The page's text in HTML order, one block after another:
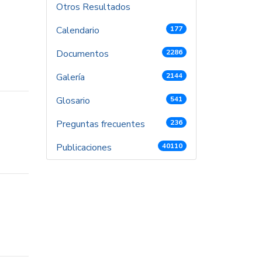
Otros Resultados
Calendario
177
Documentos 2286
Galería 2144
Glosario 541
Preguntas frecuentes 236
Publicaciones 40110